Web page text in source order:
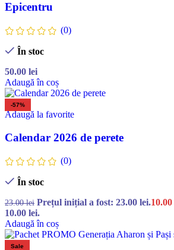
Epicentru
(0)
În stoc
50.00 lei
Adaugă în coș
-57%
Adaugă la favorite
Calendar 2026 de perete
(0)
În stoc
23.00lei Prețul inițial a fost: 23.00 lei.10.00
10.00 lei.
Adaugă în coș
Sale